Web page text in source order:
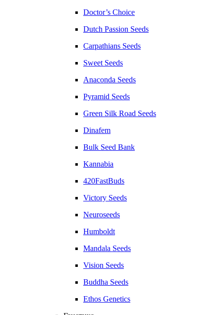
Doctor’s Choice
Dutch Passion Seeds
Carpathians Seeds
Sweet Seeds
Anaconda Seeds
Pyramid Seeds
Green Silk Road Seeds
Dinafem
Bulk Seed Bank
Kannabia
420FastBuds
Victory Seeds
Neuroseeds
Humboldt
Mandala Seeds
Vision Seeds
Buddha Seeds
Ethos Genetics